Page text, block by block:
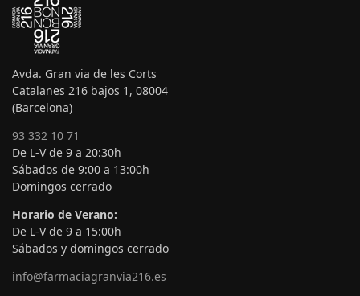
Avda. Gran via de les Corts
Catalanes 216 bajos 1, 08004
(Barcelona)
93 332 10 71
De L-V de 9 a 20:30h
Sábados de 9:00 a 13:00h
Domingos cerrado
Horario de Verano:
De L-V de 9 a 15:00h
Sábados y domingos cerrado
info@farmaciagranvia216.es